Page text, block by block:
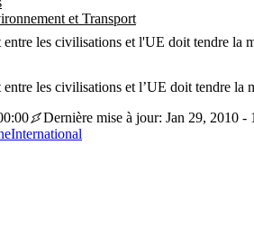
et Transport
les civilisations et l'UE doit tendre la
les civilisations et l’UE doit tendre la
Dernière mise à jour: Jan 29, 2010 -
International